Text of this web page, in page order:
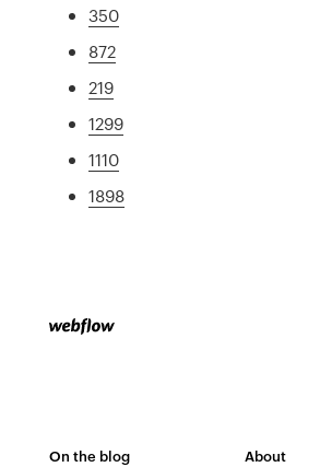
350
872
219
1299
1110
1898
On the blog About